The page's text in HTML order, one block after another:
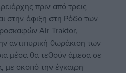
πριν από τρεις
στην άφιξη στη Ρόδο των
Air Traktor,
αντιπυρική θωράκιση των
μέσα θα τεθούν άμεσα σε
με σκοπό την έγκαιρη